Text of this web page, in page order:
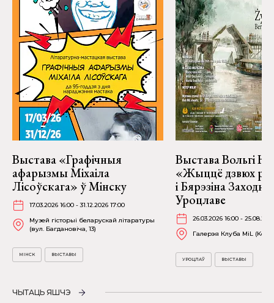
Выстава «Графічныя
афарызмы Міхаіла
Лісоўскага» ў Мінску
17.03.2026 16:00 - 31.12.2026 17:00
Музей гісторыі беларускай літаратуры
(вул. Багдановіча, 13)
МІНСК ВЫСТАВЫ
Выстава Вольгі
«Жыццё дзвюх
і Бярэзіна
Уроцлаве
26.03.2026 16:00 -
Галерэя Клуба MiL
УРОЦЛАЎ ВЫСТАВЫ
ЧЫТАЦЬ ЯШЧЭ